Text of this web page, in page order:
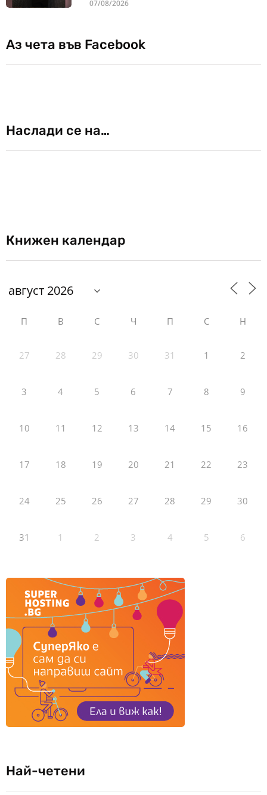
07/08/2026
Аз чета във Facebook
Наслади се на…
Книжен календар
П В С Ч П С Н
27 28 29 30 31 1 2
3 4 5 6 7 8 9
10 11 12 13 14 15 16
17 18 19 20 21 22 23
24 25 26 27 28 29 30
31 1 2 3 4 5 6
Най-четени